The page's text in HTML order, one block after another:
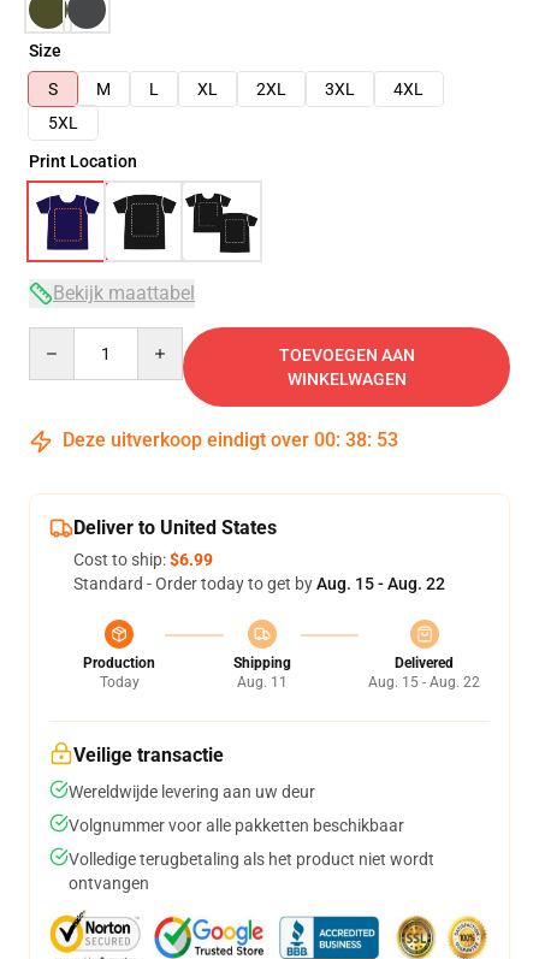
Size
S
M L XL 2XL 3XL
4XL
5XL
Print Location
Bekijk maattabel
TOEVOEGEN AAN
WINKELWAGEN
Deze uitverkoop eindigt over 00: 38: 52
Deliver to United States
Cost to ship:$6.99
Standard - Order today to get byAug. 15 - Aug. 22
Production
Today
Shipping
Aug. 11
Delivered
Aug. 15 - Aug. 22
Veilige transactie
Wereldwijde levering aan uw deur
Volgnummer voor alle pakketten beschikbaar
Volledige terugbetaling als het product niet wordt
ontvangen